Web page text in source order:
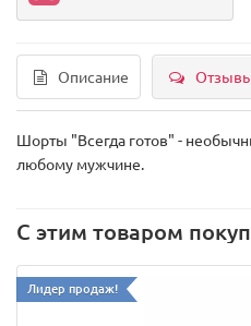
Описание
Шорты "Всегда готов" -
любому мужчине.
С этим товаром
Лидер продаж!